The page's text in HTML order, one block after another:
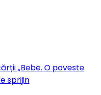
„Bebe. O poveste
sprijin